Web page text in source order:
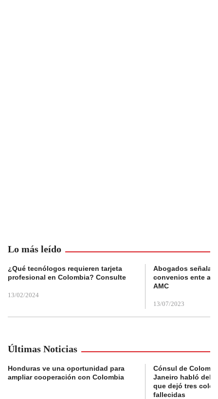
Lo más leído
¿Qué tecnólogos requieren tarjeta
profesional en Colombia? Consulte
13/02/2024
Abogados
convenios ente
AMC
13/07/2023
Últimas Noticias
Honduras ve una oportunidad para
ampliar cooperación con Colombia
Cónsul de
Janeiro habló del
que dejó tres
fallecidas